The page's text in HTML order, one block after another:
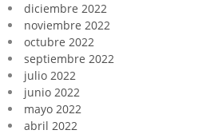
diciembre 2022
noviembre 2022
octubre 2022
septiembre 2022
julio 2022
junio 2022
mayo 2022
abril 2022